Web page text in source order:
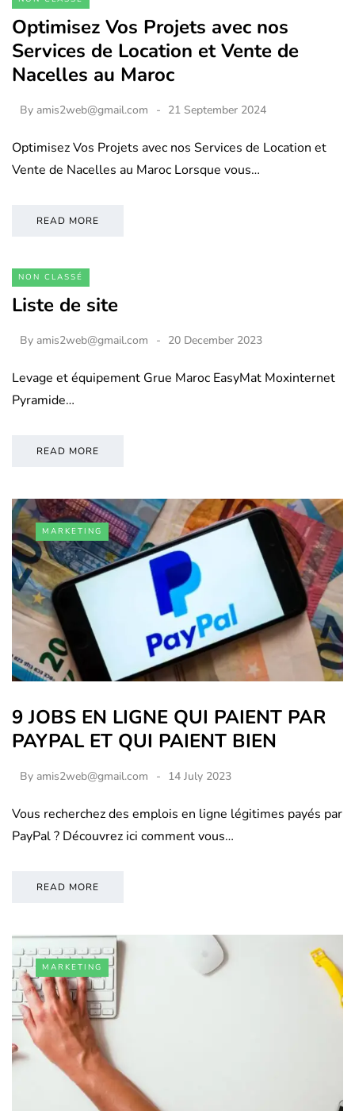
Optimisez Vos Projets avec nos
Services de Location et Vente de
Nacelles au Maroc
By amis2web@gmail.com 21 September 2024
Optimisez Vos Projets avec nos Services de Location et
Vente de Nacelles au Maroc Lorsque vous…
READ MORE
NON CLASSÉ
Liste de site
By amis2web@gmail.com 20 December 2023
Levage et équipement Grue Maroc EasyMat Moxinternet
Pyramide…
READ MORE
MARKETING
9 JOBS EN LIGNE QUI PAIENT PAR
PAYPAL ET QUI PAIENT BIEN
By amis2web@gmail.com 14 July 2023
Vous recherchez des emplois en ligne légitimes payés par
PayPal ? Découvrez ici comment vous…
READ MORE
MARKETING